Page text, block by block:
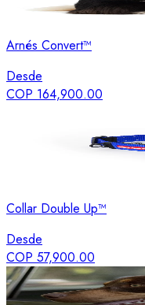
Arnés Convert™
Desde
COP 164,900.00
Collar Double Up™
Desde
COP 57,900.00